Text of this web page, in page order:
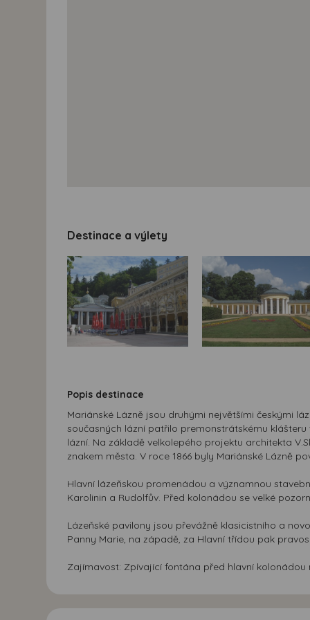
Destinace a výlety
Popis destinace
Mariánské Lázně jsou druhými největšími českými
současných lázní patřilo premonstrátskému
lázní. Na základě velkolepého projektu architekta
znakem města. V roce 1866 byly Mariánské Lázně
Hlavní lázeňskou promenádou a významnou
Karolinin a Rudolfův. Před kolonádou se velké
Lázeňské pavilony jsou převážně klasicistního a
Panny Marie, na západě, za Hlavní třídou pak
Zajímavost: Zpívající fontána před hlavní